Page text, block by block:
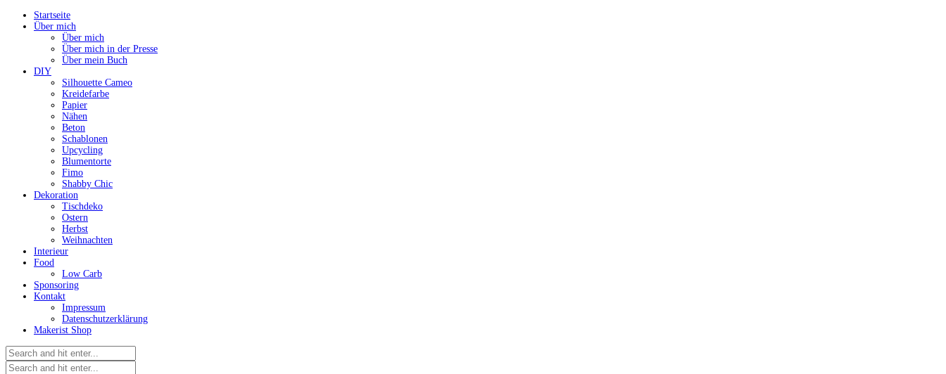
Startseite
Über mich
Über mich
Über mich in der Presse
Über mein Buch
DIY
Silhouette Cameo
Kreidefarbe
Papier
Nähen
Beton
Schablonen
Upcycling
Blumentorte
Fimo
Shabby Chic
Dekoration
Tischdeko
Ostern
Herbst
Weihnachten
Interieur
Food
Low Carb
Sponsoring
Kontakt
Impressum
Datenschutzerklärung
Makerist Shop